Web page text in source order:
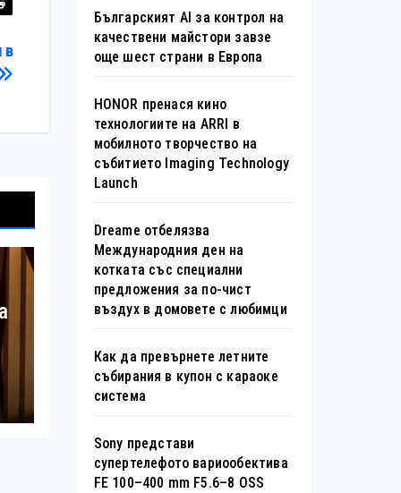
в
Българският AI за контрол на
качествени майстори завзе
още шест страни в Европа
HONOR пренася кино
технологиите на ARRI в
мобилното творчество на
събитието Imaging Technology
Launch
Dreame отбелязва
Международния ден на
котката със специални
предложения за по-чист
въздух в домовете с любимци
Как да превърнете летните
събирания в купон с караоке
система
Sony представи
супертелефото вариообектива
FE 100–400 mm F5.6–8 OSS